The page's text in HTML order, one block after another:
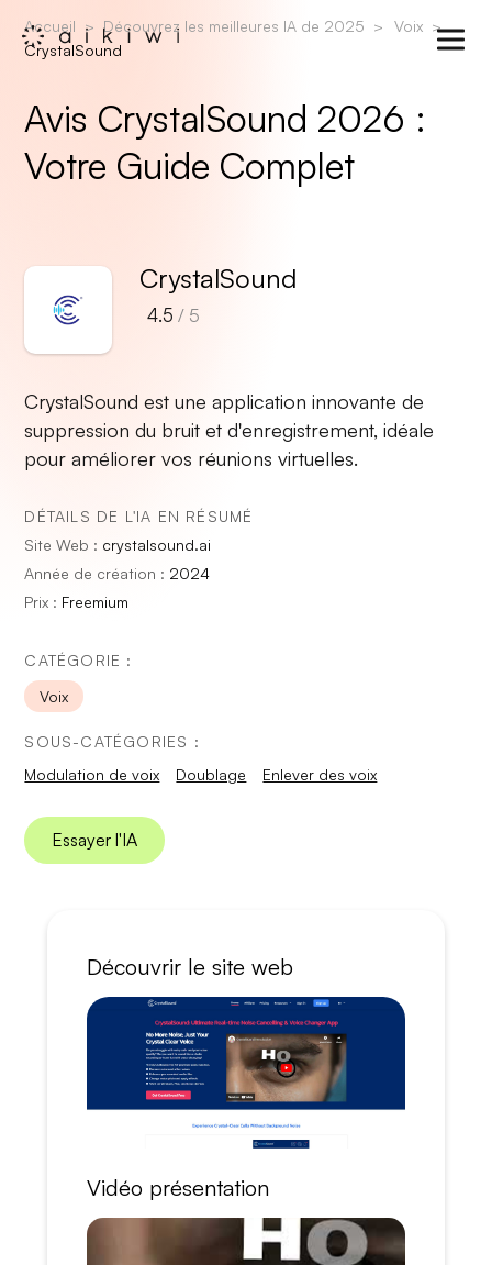
Accueil Découvrez les meilleures IA de 2025
Voix
CrystalSound
Avis CrystalSound 2026 :
Votre Guide Complet
CrystalSound
4.5 / 5
CrystalSound est une application innovante de
suppression du bruit et d'enregistrement, idéale
pour améliorer vos réunions virtuelles.
DÉTAILS DE L'IA EN RÉSUMÉ
Site Web : crystalsound.ai
Année de création : 2024
Prix : Freemium
CATÉGORIE :
Voix
SOUS-CATÉGORIES :
Modulation de voix
Doublage Enlever des voix
Essayer l'IA
Découvrir le site web
Vidéo présentation